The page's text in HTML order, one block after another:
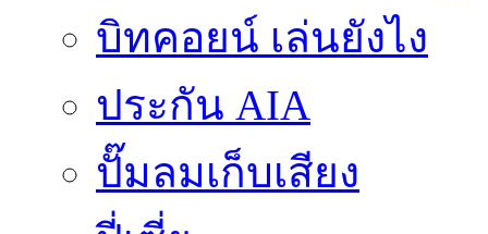
บิทคอยน์ เล่นยังไง
ประกัน AIA
ปั๊มลมเก็บเสียง